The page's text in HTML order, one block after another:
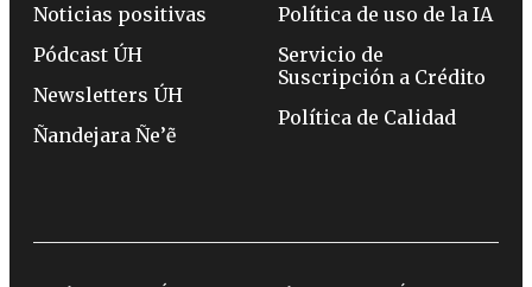
Noticias positivas
Pódcast ÚH
Newsletters ÚH
Ñandejara Ñe’ẽ
Política de uso de la IA
Servicio de
Suscripción a Crédito
Política de Calidad